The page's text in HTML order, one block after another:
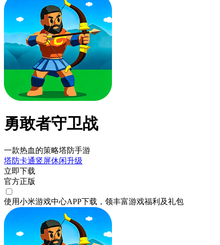
勇敢者守卫战
一款热血的策略塔防手游
塔防卡通竖屏休闲升级
立即下载
官方正版
使用小米游戏中心APP下载 ，领丰富游戏福利 及礼包